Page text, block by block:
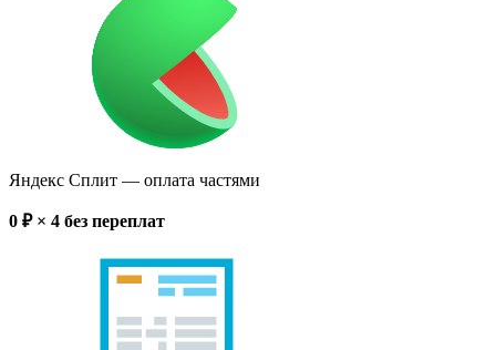
Яндекс Сплит — оплата частями
0 ₽ × 4 без переплат